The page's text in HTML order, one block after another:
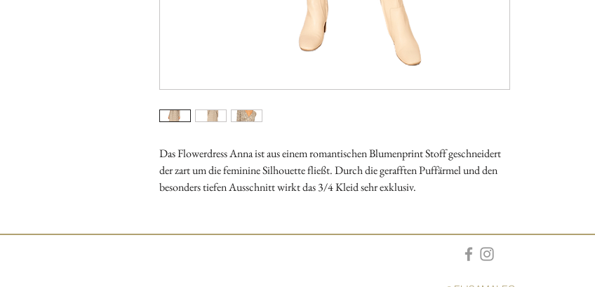
Das Flowerdress Anna ist aus einem romantischen Blumenprint Stoff geschneidert
der zart um die feminine Silhouette fließt. Durch die gerafften Puffärmel und den
besonders tiefen Ausschnitt wirkt das 3/4 Kleid sehr exklusiv.